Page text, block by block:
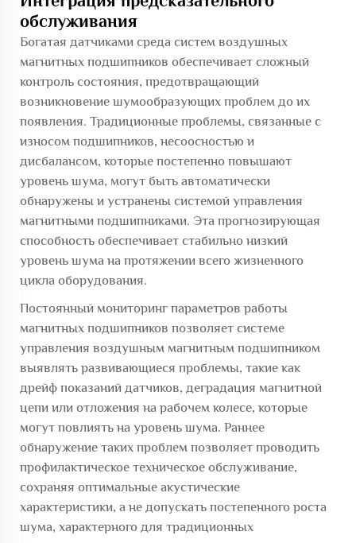
обслуживания
Богатая датчиками среда систем воздушных
магнитных подшипников обеспечивает сложный
контроль состояния, предотвращающий
возникновение шумообразующих проблем до их
появления. Традиционные проблемы, связанные с
износом подшипников, несоосностью и
дисбалансом, которые постепенно повышают
уровень шума, могут быть автоматически
обнаружены и устранены системой управления
магнитными подшипниками. Эта прогнозирующая
способность обеспечивает стабильно низкий
уровень шума на протяжении всего жизненного
цикла оборудования.
Постоянный мониторинг параметров работы
магнитных подшипников позволяет системе
управления воздушным магнитным подшипником
выявлять развивающиеся проблемы, такие как
дрейф показаний датчиков, деградация магнитной
цепи или отложения на рабочем колесе, которые
могут повлиять на уровень шума. Раннее
обнаружение таких проблем позволяет проводить
профилактическое техническое обслуживание,
сохраняя оптимальные акустические
характеристики, а не допускать постепенного роста
шума, характерного для традиционных